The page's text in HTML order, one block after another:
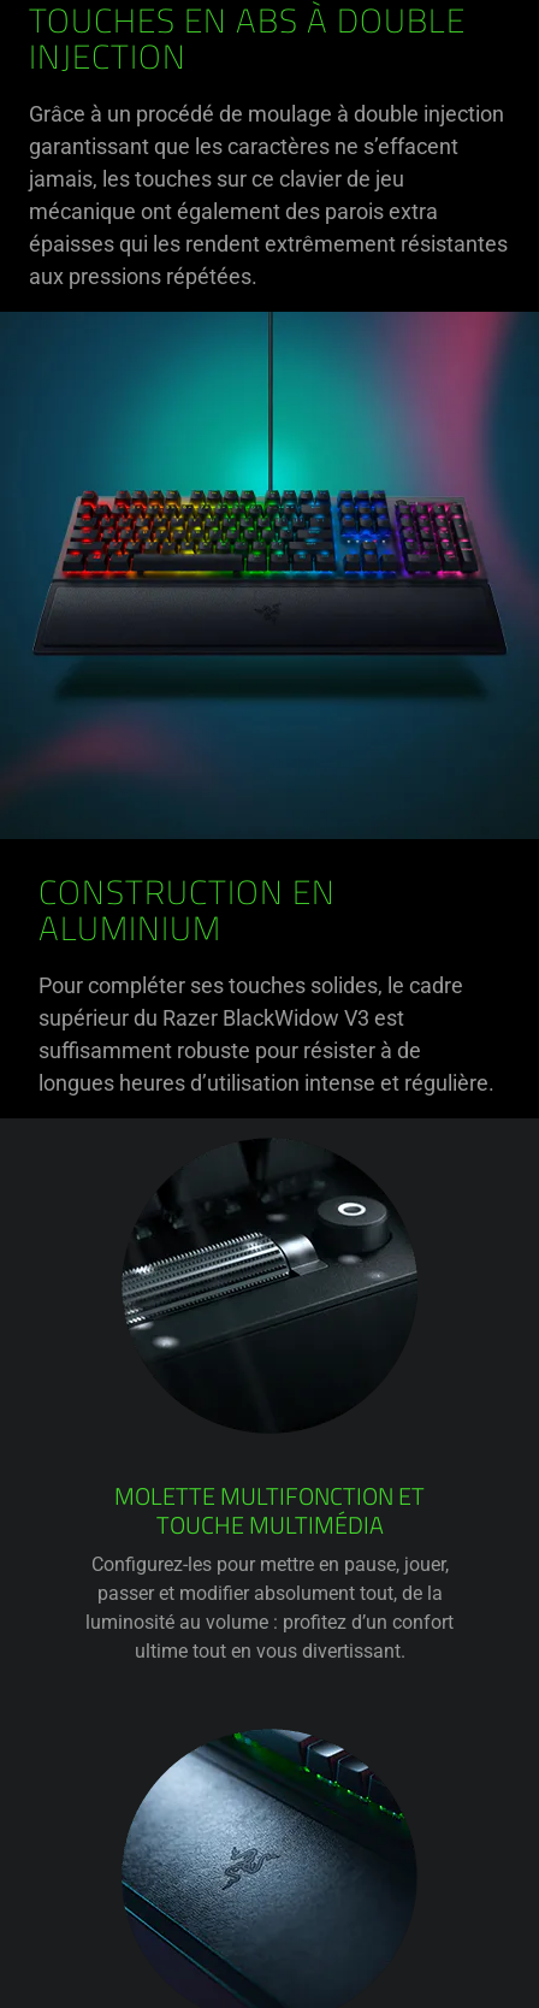
TOUCHES EN ABS À DOUBLE
INJECTION
Grâce à un procédé de moulage à double injection
garantissant que les caractères ne s’effacent
jamais, les touches sur ce clavier de jeu
mécanique ont également des parois extra
épaisses qui les rendent extrêmement résistantes
aux pressions répétées.
CONSTRUCTION EN
ALUMINIUM
Pour compléter ses touches solides, le cadre
supérieur du Razer BlackWidow V3 est
suffisamment robuste pour résister à de
longues heures d’utilisation intense et régulière.
MOLETTE MULTIFONCTION ET
TOUCHE MULTIMÉDIA
Configurez-les pour mettre en pause, jouer,
passer et modifier absolument tout, de la
luminosité au volume : profitez d’un confort
ultime tout en vous divertissant.